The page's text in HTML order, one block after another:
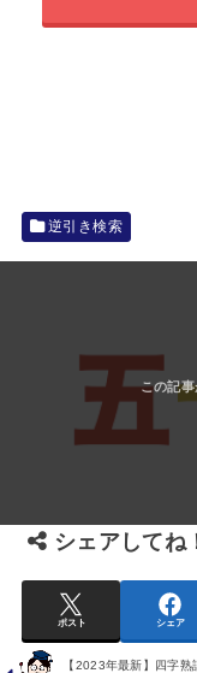
逆引き検索
シェアしてね
ポスト シェア
【2023年最新】四字熟